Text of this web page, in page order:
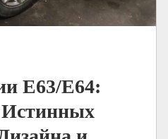
E63/E64:
Истинных